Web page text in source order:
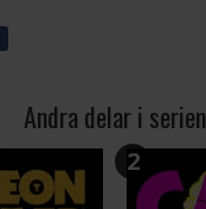
Andra delar i serien
2